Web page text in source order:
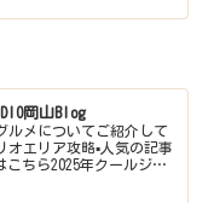
岡山Blog
ルメについてご紹介して
オエリア攻略▪️人気の記事
こちら2025年クールジャ